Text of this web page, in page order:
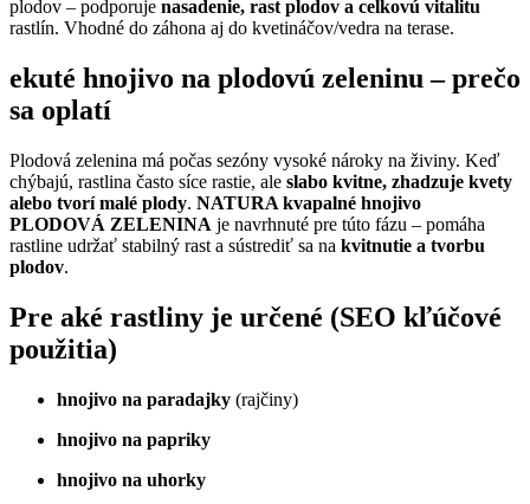
plodov – podporuje nasadenie, rast plodov a celkovú vitalitu
rastlín. Vhodné do záhona aj do kvetináčov/vedra na terase.
ekuté hnojivo na plodovú zeleninu – prečo
sa oplatí
Plodová zelenina má počas sezóny vysoké nároky na živiny. Keď
chýbajú, rastlina často síce rastie, ale slabo kvitne, zhadzuje kvety
alebo tvorí malé plody. NATURA kvapalné hnojivo
PLODOVÁ ZELENINA je navrhnuté pre túto fázu – pomáha
rastline udržať stabilný rast a sústrediť sa na kvitnutie a tvorbu
plodov.
Pre aké rastliny je určené (SEO kľúčové
použitia)
hnojivo na paradajky (rajčiny)
hnojivo na papriky
hnojivo na uhorky